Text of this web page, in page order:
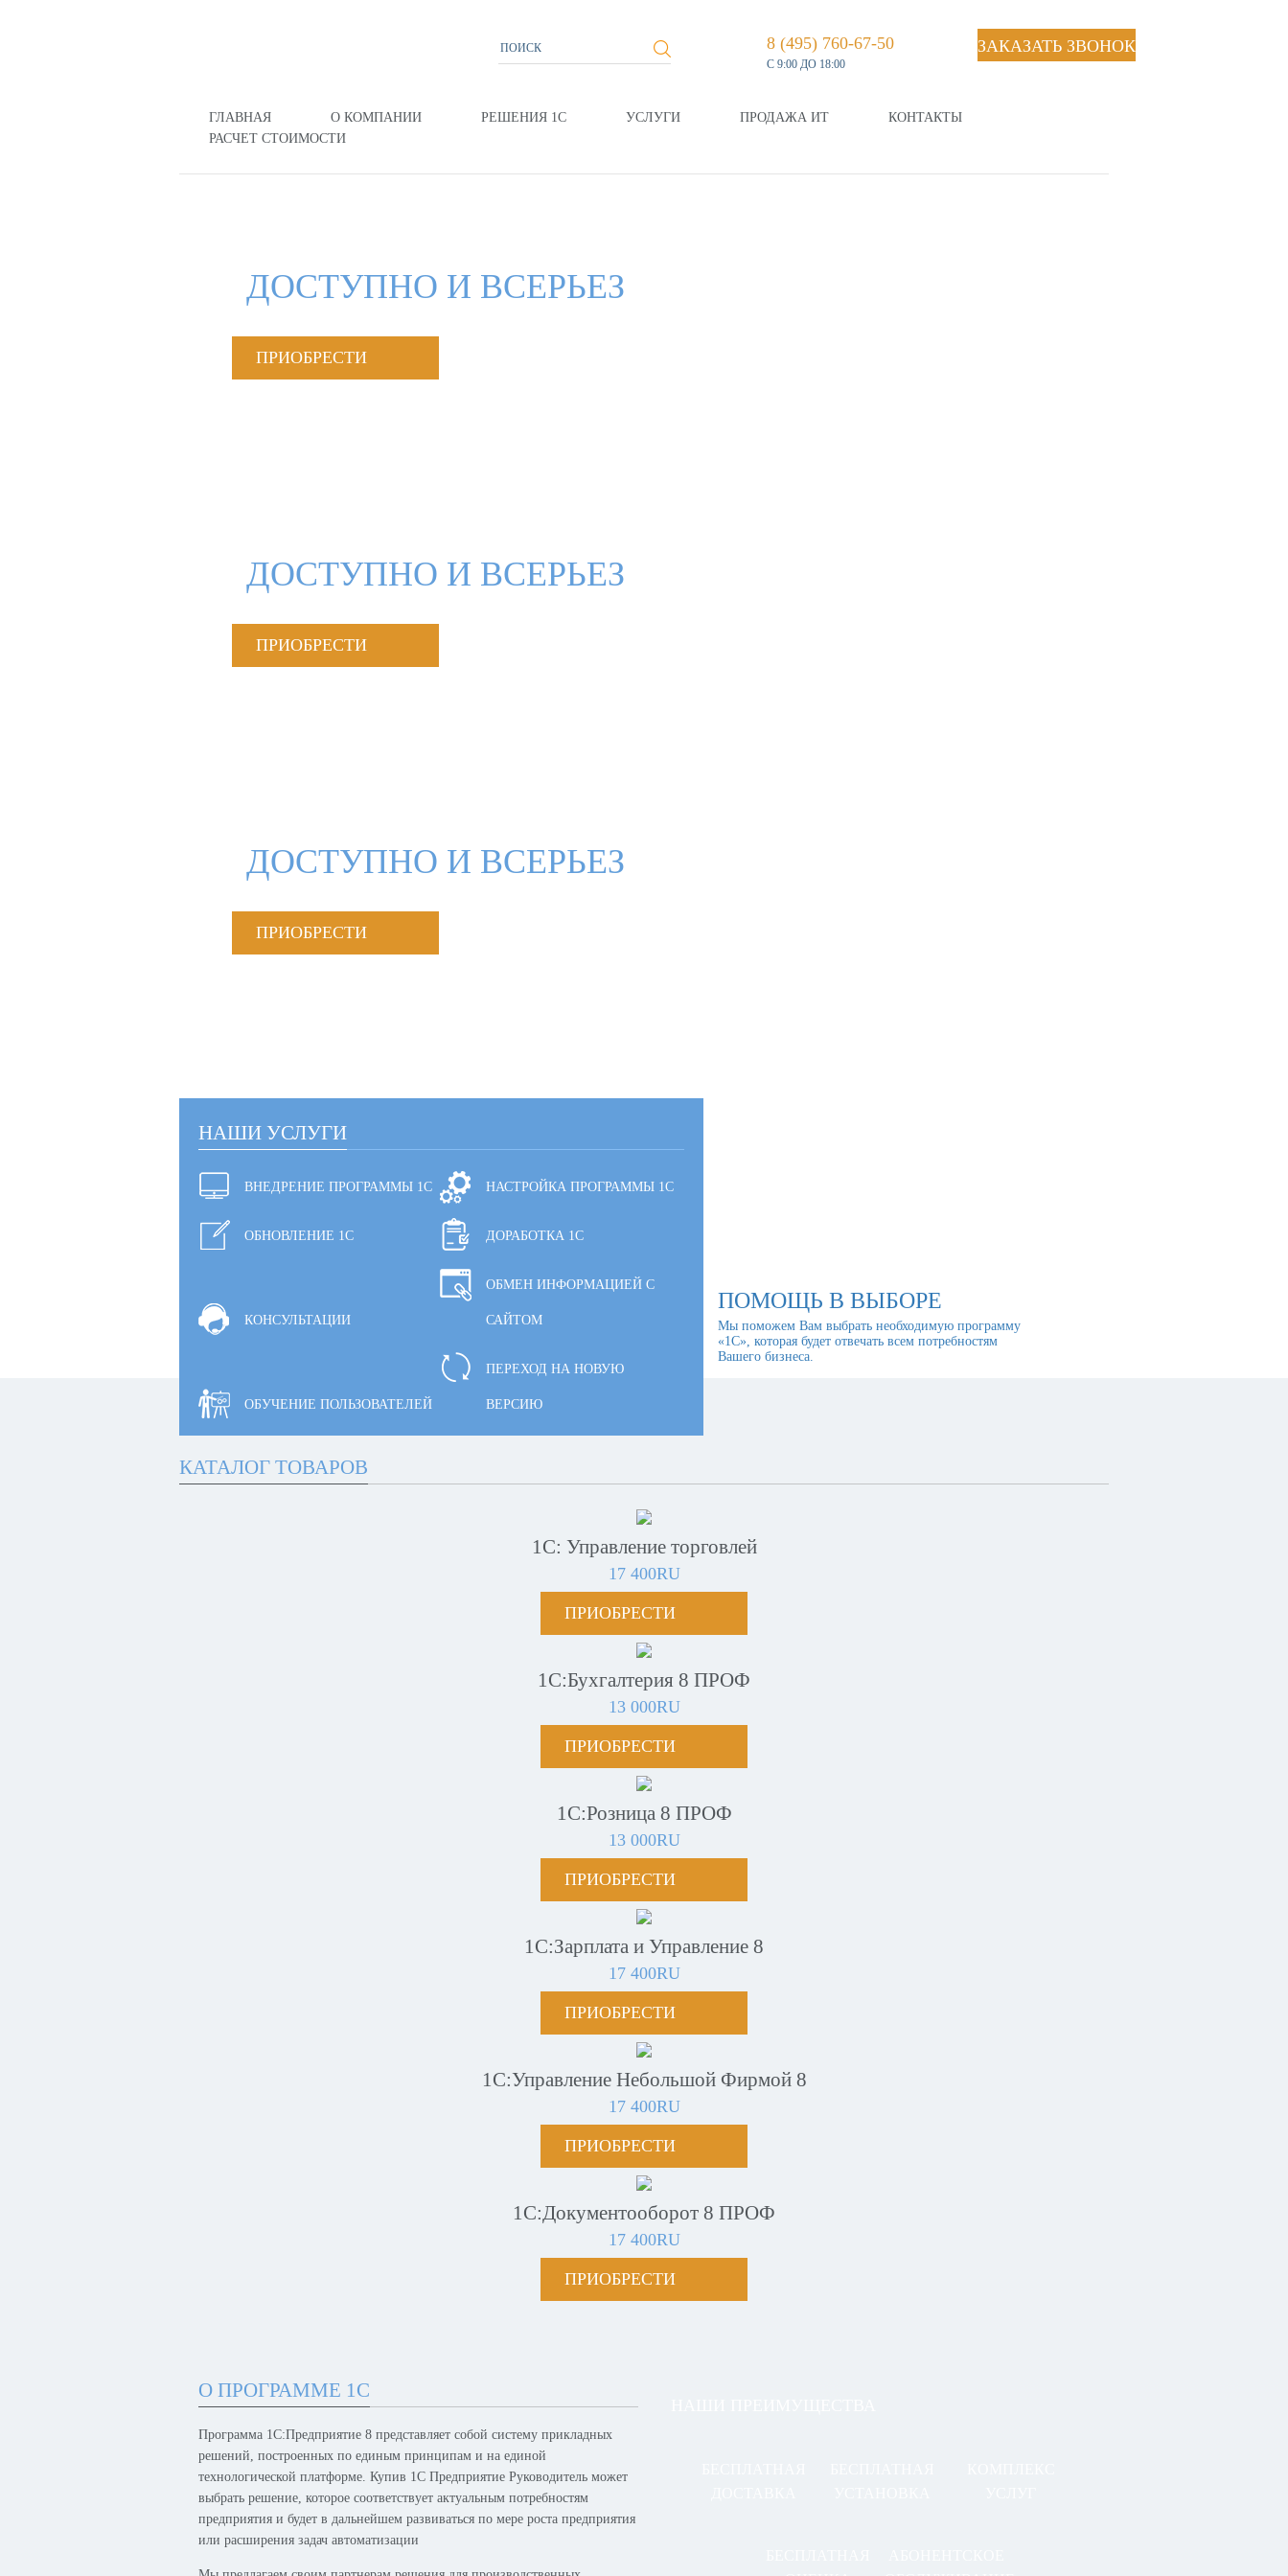
8 (495) 760-67-50
С 9:00 ДО 18:00
ЗАКАЗАТЬ ЗВОНОК
ГЛАВНАЯ О КОМПАНИИ РЕШЕНИЯ 1С УСЛУГИ ПРОДАЖА ИТ
КОНТАКТЫ
РАСЧЕТ СТОИМОСТИ
ДОСТУПНО И ВСЕРЬЕЗ
ПРИОБРЕСТИ
ДОСТУПНО И ВСЕРЬЕЗ
ПРИОБРЕСТИ
ДОСТУПНО И ВСЕРЬЕЗ
ПРИОБРЕСТИ
НАШИ УСЛУГИ
ВНЕДРЕНИЕ ПРОГРАММЫ 1С НАСТРОЙКА ПРОГРАММЫ 1С
ОБНОВЛЕНИЕ 1С ДОРАБОТКА 1С
КОНСУЛЬТАЦИИ
ОБМЕН ИНФОРМАЦИЕЙ С
САЙТОМ
ОБУЧЕНИЕ ПОЛЬЗОВАТЕЛЕЙ
ПЕРЕХОД НА НОВУЮ
ВЕРСИЮ
ПОМОЩЬ В ВЫБОРЕ
Мы поможем Вам выбрать необходимую программу
«1С», которая будет отвечать всем потребностям
Вашего бизнеса.
КАТАЛОГ ТОВАРОВ
1С: Управление торговлей
17 400RU
ПРИОБРЕСТИ
1С:Бухгалтерия 8 ПРОФ
13 000RU
ПРИОБРЕСТИ
1С:Розница 8 ПРОФ
13 000RU
ПРИОБРЕСТИ
1С:Зарплата и Управление 8
17 400RU
ПРИОБРЕСТИ
1С:Управление Небольшой Фирмой 8
17 400RU
ПРИОБРЕСТИ
1С:Документооборот 8 ПРОФ
17 400RU
ПРИОБРЕСТИ
О ПРОГРАММЕ 1С
Программа 1С:Предприятие 8 представляет собой систему прикладных
решений, построенных по единым принципам и на единой
технологической платформе. Купив 1С Предприятие Руководитель может
выбрать решение, которое соответствует актуальным потребностям
предприятия и будет в дальнейшем развиваться по мере роста предприятия
или расширения задач автоматизации